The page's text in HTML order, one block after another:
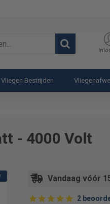
Vliegen Bestrijden
- 4000 Volt
Vandaag vóór
2